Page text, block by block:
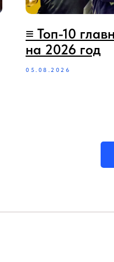
≡ Топ-10
на 2026 год
05.08.2026